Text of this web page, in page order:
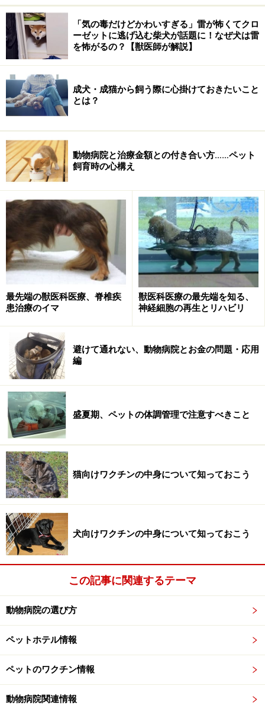
「ご旅行中ということですが、宿泊先はどうしておられ
るのですか？」
「フェレットの飼い主って、結束が強いんです。お互い
に預けあったり、旅行のときは泊めてもらったりしてい
ます。私も他の飼主さんを泊めてあげることがあります
よ。」
よっぽど理解のある宿でない限り、フェレット連れでは
なかなか泊まれません。飼主さん同士でこういうコミュ
ニティがあるのだと関心した次第です。専門医探しが今
士を見つけること。そうすれば動物病院も紹介してもら
えます。広告や無責任なネットの書き込みではなく、経
験に基づいた情報を得ることができます。
あなたがお飼いになっておられるペット、フェレットで
しょうか？ リクガメでしょうか？ カメレオンでしょう
か？ 特殊であればあるほど、同好の士は結束が固くなる
ものです。
2. ペットショップで紹介してもらう方法も
すぐに仲間が見つからない、でも緊急を要するというと
きは、ペットショップで紹介してもらうという方法があ
ります。どんなペットショップでも必ずかかりつけの病
院があるので、そちらにまず行ってみましょう。
3. 書籍・インターネットなどの情報は自分
で確かめて
先に述べましたように、広告に規制があるため、口コミ
以外に専門獣医師を探す方法は、
「気の毒だけどかわいすぎる」雷が怖くてクロ
ーゼットに逃げ込む柴犬が話題に！なぜ犬は雷
を怖がるの？【獣医師が解説】
成犬・成猫から飼う際に心掛けておきたいこと
とは？
動物病院と治療金額との付き合い方……ペット
飼育時の心構え
最先端の獣医科医療、脊椎疾
患治療のイマ
獣医科医療の最先端を知る、
神経細胞の再生とリハビリ
避けて通れない、動物病院とお金の問題・応用
編
盛夏期、ペットの体調管理で注意すべきこと
猫向けワクチンの中身について知っておこう
犬向けワクチンの中身について知っておこう
この記事に関連するテーマ
動物病院の選び方
ペットホテル情報
ペットのワクチン情報
動物病院関連情報